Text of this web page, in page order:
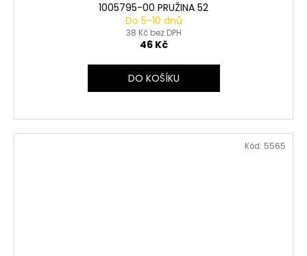
1005795-00 PRUŽINA 52
Do 5-10 dnů
38 Kč bez DPH
46 Kč
DO KOŠÍKU
Kód: 5565